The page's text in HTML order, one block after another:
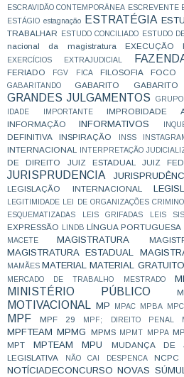
ESCRAVIDÃO CONTEMPORÂNEA ESCREVENTE
ESTÁGIO estagnação ESTRATÉGIA
TRABALHAR
ESTUDO CONCILIADO ESTUDO
nacional da magistratura
EXECUÇÃO
EXERCÍCIOS EXTRAJUDICIAL
FERIADO FGV FICA FILOSOFIA FOCO
GABARITANDO
GABARITO GABARITO
GRANDES JULGAMENTOS GRUPO
IDADE
IMPORTANTE IMPROBIDADE
INFORMAÇÃO
INFORMATIVOS
DEFINITIVA
INSPIRAÇÃO INSS
INTERNACIONAL INTERPRETAÇÃO
DE DIREITO
JUIZ ESTADUAL JUIZ
JURISPRUDENCIA
LEGISLAÇÃO INTERNACIONAL
LEGITIMIDADE LEI DE ORGANIZAÇÕES
ESQUEMATIZADAS
LEIS GRIFADAS LEIS
EXPRESSÃO
LINDB LÍNGUA PORTUGUESA
MACETE MAGISTRATURA
MAGISTRATURA ESTADUAL
MAMÃES MATERIAL MATERIAL GRATUITO
MERCADO DE TRABALHO MESTRADO
MINISTÉRIO PÚBLICO
MOTIVACIONAL
MP MPAC MPBA
MPF MPF 29 MPF; DIREITO PENAL
MPFTEAM MPMG MPMS MPMT MPPA
MPT
MPTEAM MPU MUDANÇA DE
LEGISLATIVA
NÃO CAI DESPENCA NCPC
NOTÍCIADECONCURSO NOVAS